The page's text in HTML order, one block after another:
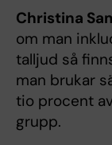
Christina
om man
talljud så
man brukar
tio procent
grupp.